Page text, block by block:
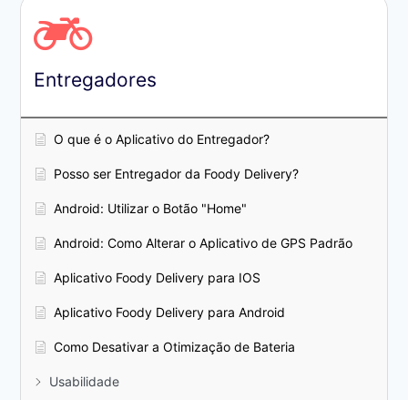
Entregadores
O que é o Aplicativo do Entregador?
Posso ser Entregador da Foody Delivery?
Android: Utilizar o Botão "Home"
Android: Como Alterar o Aplicativo de GPS Padrão
Aplicativo Foody Delivery para IOS
Aplicativo Foody Delivery para Android
Como Desativar a Otimização de Bateria
Usabilidade